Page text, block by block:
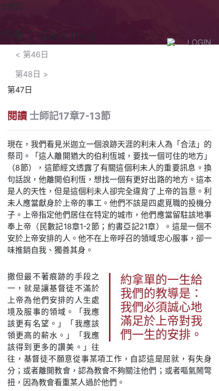
LOGIN
士師記
作者： Gary Inrig
< 第46日
第48日 >
第47日
閱讀 士師記17章7-13節
現在，我們看見米迦立一個浪跡天涯的利未人為「合法」的
祭司。「這人離開猶大的伯利恆城，要找一個可住的地方」
（8節），這節經文透露了有關這個利未人的重要訊息。換
句話說，他離開伯利恆，想找一個有更好出路的地方。這本
是人的天性，但是這個利未人卻完全違背了上帝的旨意。利
未人應當獻身於上帝的事工。他們不該是四處覓職的投機分
子。上帝指定他們居住在特定的城市，他們應當留駐該地事
奉上帝（民數記18章1-2節；約書亞記21章）。這是一個不
安於上帝安排的人。他不在上帝呼召的領域忠心服事，卻一
味推銷自我、獨善其身。
約拿單的一生給
我們的教導是：
我們必須誠心地
滿足於上帝對我
們一生的安排。
撒但最不著痕跡的手段之
一，就是讓基督徒不滿於
上帝為他們安排的人生處
境及服事的領域。「我應
該更有名望。」「我應該
領更高的薪水。」「我應
該得到更多的讚美。」往
往，基督徒不願意從事某項工作，自認這是屈就，有失身
分；或者離開教會，認為教會不夠關注他們；或者嘔氣鬧彆
扭，因為教會看重某人過於他們。